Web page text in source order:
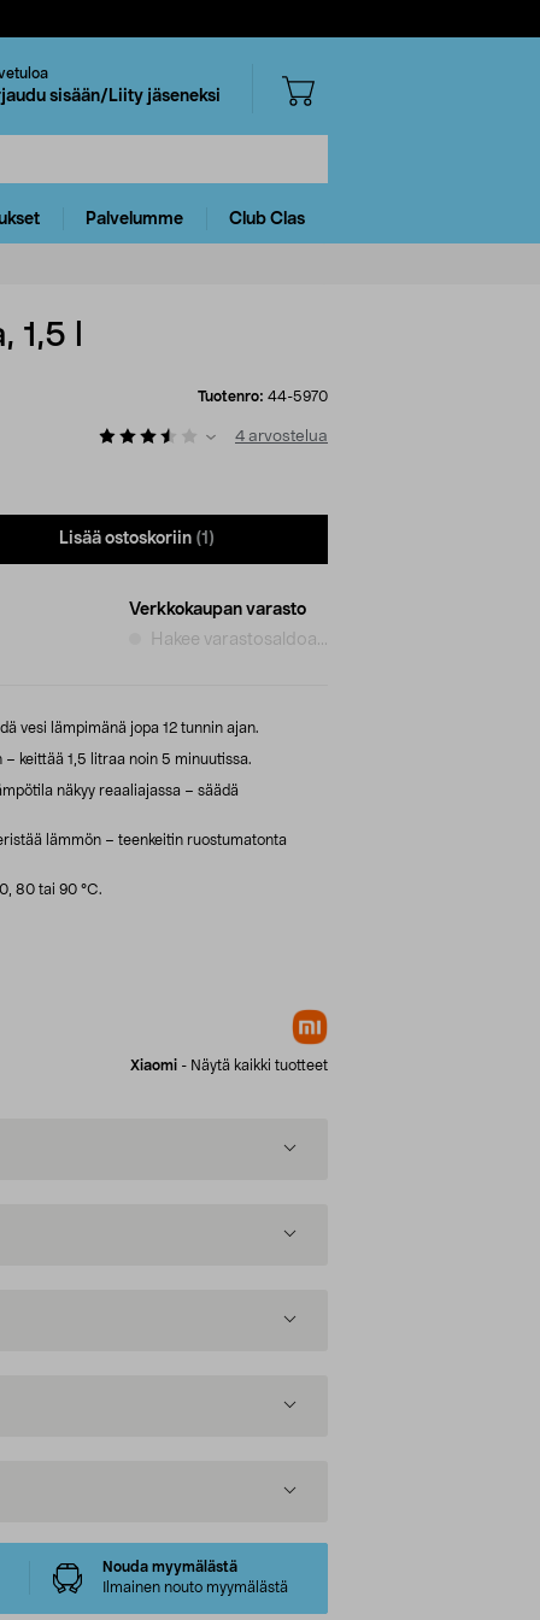
sisään/Liity jäseneksi
Palvelumme Club Clas
l
Tuotenro: 44-5970
4 arvostelua
Lisää ostoskoriin (1)
Verkkokaupan varasto
Hakee varastosaldoa...
vesi lämpimänä jopa 12 tunnin ajan.
keittää 1,5 litraa noin 5 minuutissa.
näkyy reaaliajassa – säädä
lämmön – teenkeitin ruostumatonta
80 tai 90 °C.
Xiaomi - Näytä kaikki tuotteet
Nouda myymälästä
Ilmainen nouto myymälästä